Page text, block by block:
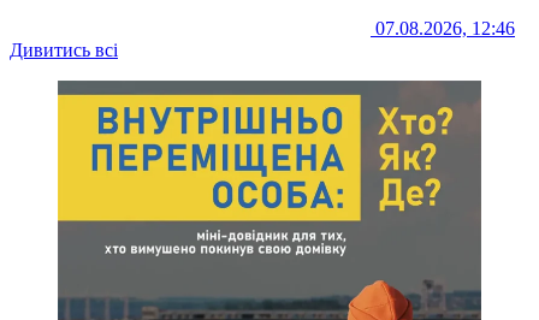
07.08.2026, 12:46
Дивитись всі